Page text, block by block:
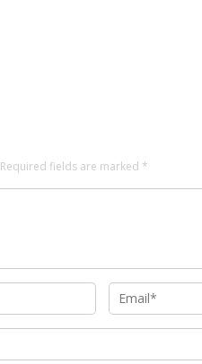
Required fields are marked *